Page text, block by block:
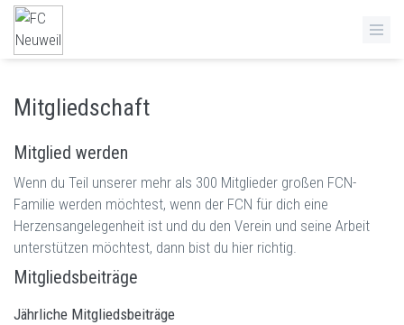
Mitgliedschaft
Mitglied werden
Wenn du Teil unserer mehr als 300 Mitglieder großen FCN-
Familie werden möchtest, wenn der FCN für dich eine
Herzensangelegenheit ist und du den Verein und seine Arbeit
unterstützen möchtest, dann bist du hier richtig.
Mitgliedsbeiträge
Jährliche Mitgliedsbeiträge